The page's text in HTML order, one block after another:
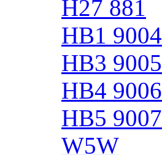
H27 881
HB1 9004
HB3 9005
HB4 9006
HB5 9007
W5W